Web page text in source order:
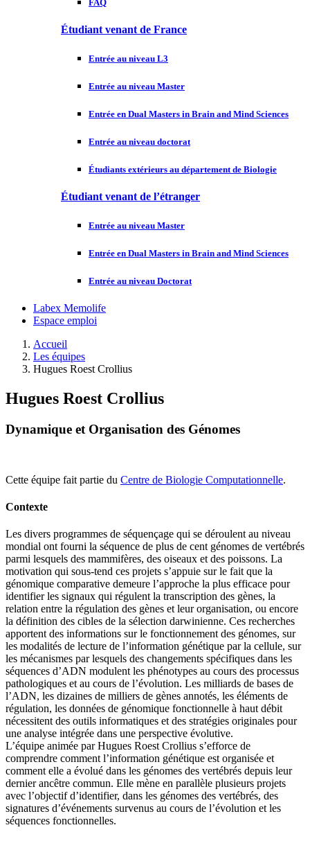
FAQ
Étudiant venant de France
Entrée au niveau L3
Entrée au niveau Master
Entrée en Dual Masters in Brain and Mind Sciences
Entrée au niveau doctorat
Étudiants extérieurs au département de Biologie
Étudiant venant de l’étranger
Entrée au niveau Master
Entrée en Dual Masters in Brain and Mind Sciences
Entrée au niveau Doctorat
Labex Memolife
Espace emploi
Accueil
Les équipes
Hugues Roest Crollius
Hugues Roest Crollius
Dynamique et Organisation des Génomes
Cette équipe fait partie du Centre de Biologie Computationnelle.
Contexte
Les divers programmes de séquençage qui se déroulent au niveau
mondial ont fourni la séquence de plus de cent génomes de vertébrés
parmi lesquels des mammifères, des oiseaux et des poissons. La
motivation qui sous-tend ces projets s’appuie sur le fait que la
génomique comparative demeure l’approche la plus efficace pour
identifier les signaux qui régulent la transcription des gènes, la
relation entre la régulation des gènes et leur organisation, ou encore
la définition des cibles de la sélection darwinienne. Ces recherches
apportent des informations sur le fonctionnement des génomes, sur
les modalités de lecture de l’information génétique par la cellule, sur
les mécanismes par lesquels des changements spécifiques dans les
séquences d’ADN modulent les phénotypes au cours des processus
pathologiques et au cours de l’évolution. Les milliards de bases de
l’ADN, les dizaines de milliers de gènes annotés, les éléments de
régulation, les données de génomique fonctionnelle à haut débit
nécessitent des outils informatiques et des stratégies originales pour
une analyse intégrée dans une perspective évolutive.
L’équipe animée par Hugues Roest Crollius s’efforce de
comprendre comment l’information génétique est organisée et
comment elle a évolué dans les génomes des vertébrés depuis leur
dernier ancêtre commun. Elle mène en parallèle plusieurs projets
avec l’objectif d’identifier, dans les génomes des vertébrés, des
signatures d’événements survenus au cours de l’évolution et les
séquences fonctionnelles.